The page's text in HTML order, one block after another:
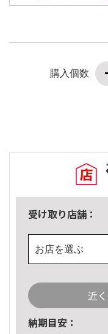
購入個数
受け取り店舗：
お店を選ぶ
近
納期目安：